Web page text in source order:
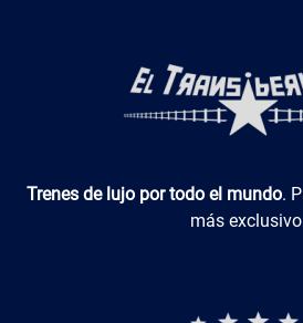
Luxotren
Trenes de lujo por todo el mundo.
más